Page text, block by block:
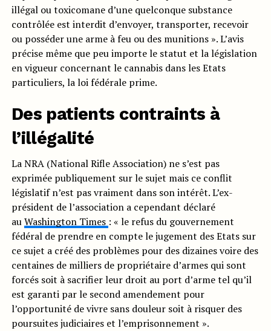
illégal ou toxicomane d’une quelconque substance
contrôlée est interdit d’envoyer, transporter, recevoir
ou posséder une arme à feu ou des munitions ». L’avis
précise même que peu importe le statut et la législation
en vigueur concernant le cannabis dans les Etats
particuliers, la loi fédérale prime.
Des patients contraints à
l’illégalité
La NRA (National Rifle Association) ne s’est pas
exprimée publiquement sur le sujet mais ce conflit
législatif n’est pas vraiment dans son intérêt. L’ex-
président de l’association a cependant déclaré
auWashington Times : « le refus du gouvernement
fédéral de prendre en compte le jugement des Etats sur
ce sujet a créé des problèmes pour des dizaines voire des
centaines de milliers de propriétaire d’armes qui sont
forcés soit à sacrifier leur droit au port d’arme tel qu’il
est garanti par le second amendement pour
l’opportunité de vivre sans douleur soit à risquer des
poursuites judiciaires et l’emprisonnement ».